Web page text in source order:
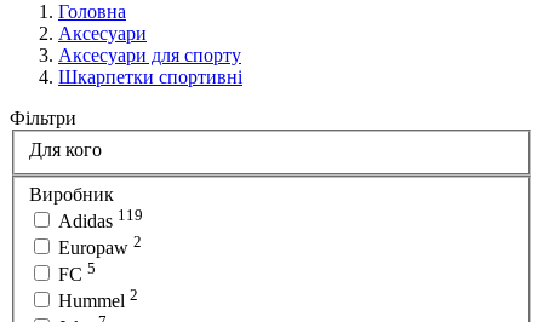
Головна
Аксесуари
Аксесуари для спорту
Шкарпетки спортивні
Фільтри
Для кого
Виробник
Adidas 119
Europaw 2
FC 5
Hummel 2